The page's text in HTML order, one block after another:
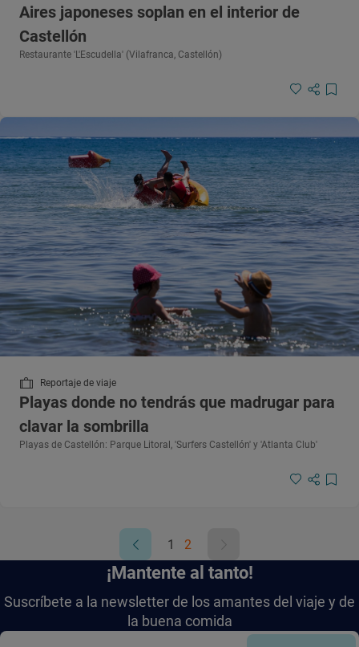
Aires japoneses soplan en el interior de
Castellón
Restaurante 'L'Escudella' (Vilafranca, Castellón)
Reportaje de viaje
Playas donde no tendrás que madrugar para
clavar la sombrilla
Playas de Castellón: Parque Litoral, 'Surfers Castellón' y 'Atlanta Club'
1 2
¡Mantente al tanto!
Suscríbete a la newsletter de los amantes del viaje y de
la buena comida